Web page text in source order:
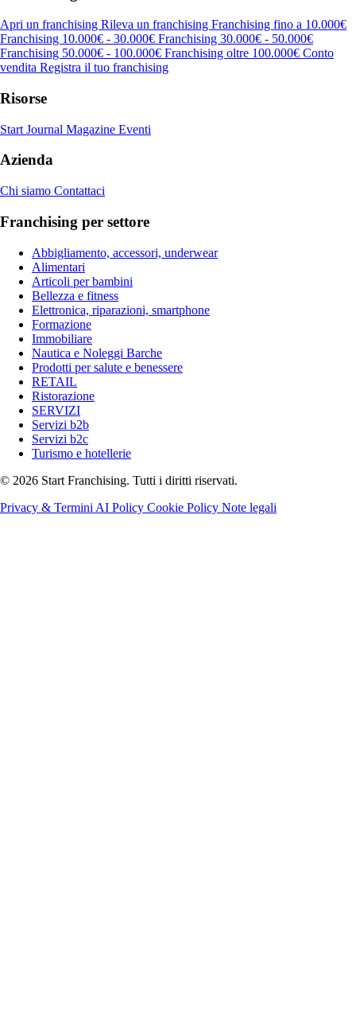
Apri un franchising Rileva un franchising Franchising fino a 10.000€
Franchising 10.000€ - 30.000€ Franchising 30.000€ - 50.000€
Franchising 50.000€ - 100.000€ Franchising oltre 100.000€ Conto
vendita Registra il tuo franchising
Risorse
Start Journal Magazine Eventi
Azienda
Chi siamo Contattaci
Franchising per settore
Abbigliamento, accessori, underwear
Alimentari
Articoli per bambini
Bellezza e fitness
Elettronica, riparazioni, smartphone
Formazione
Immobiliare
Nautica e Noleggi Barche
Prodotti per salute e benessere
RETAIL
Ristorazione
SERVIZI
Servizi b2b
Servizi b2c
Turismo e hotellerie
© 2026 Start Franchising. Tutti i diritti riservati.
Privacy & Termini AI Policy Cookie Policy Note legali